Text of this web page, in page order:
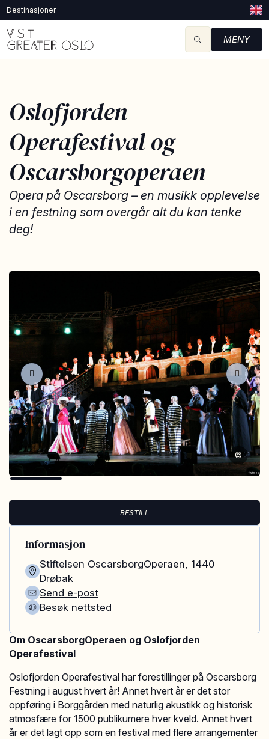
Destinasjoner
MENY
Oslofjorden
Operafestival og
Oscarsborgoperaen
Opera på Oscarsborg – en musikk opplevelse
i en festning som overgår alt du kan tenke
deg!
©
Om OscarsborgOperaen og Oslofjorden
Operafestival
Oslofjorden Operafestival har forestillinger på Oscarsborg
Festning i august hvert år! Annet hvert år er det stor
oppføring i Borggården med naturlig akustikk og historisk
atmosfære for 1500 publikumere hver kveld. Annet hvert
år er det lagt opp som en festival med flere arrangementer
BESTILL
Informasjon
Stiftelsen OscarsborgOperaen, 1440
Drøbak
Send e-post
Besøk nettsted